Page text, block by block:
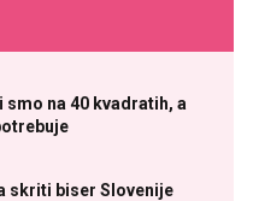
na 40 kvadratih, a
skriti biser Slovenije